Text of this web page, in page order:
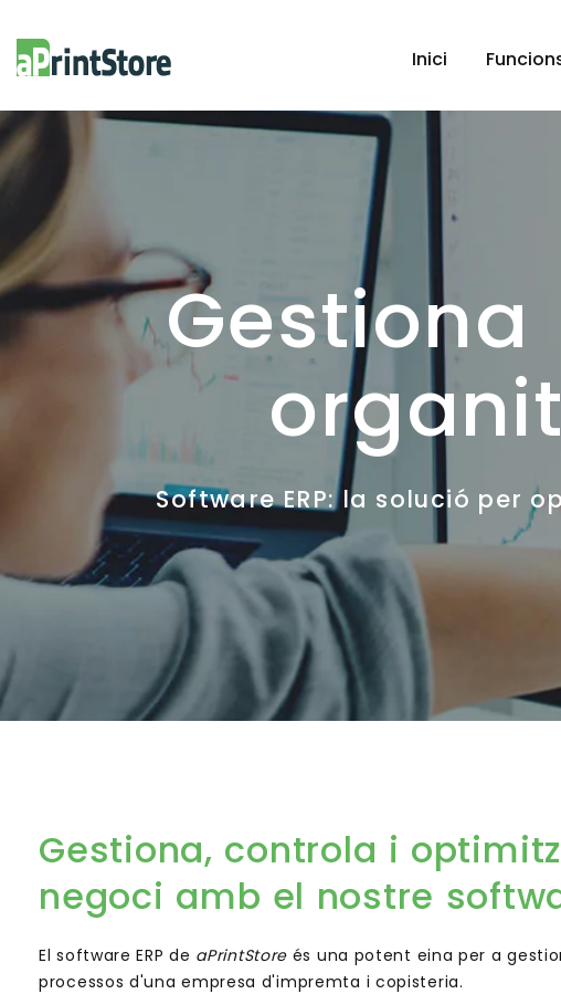
Inici
Software ERP: la solució per
Gestiona, controla i
negoci amb el nostre
El software ERP de aPrintStore és una potent eina per a
processos d'una empresa d'impremta i copisteria.